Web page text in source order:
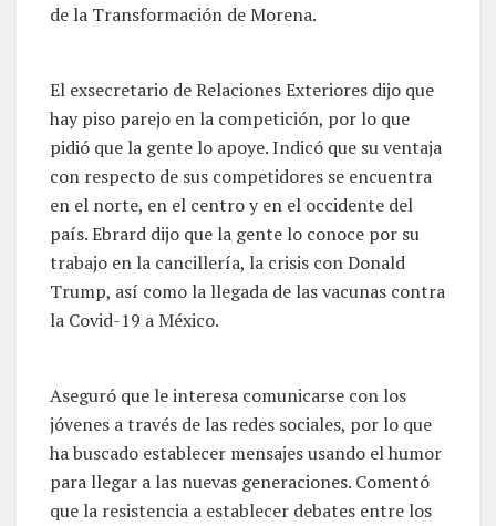
de la Transformación de Morena.
El exsecretario de Relaciones Exteriores dijo que
hay piso parejo en la competición, por lo que
pidió que la gente lo apoye. Indicó que su ventaja
con respecto de sus competidores se encuentra
en el norte, en el centro y en el occidente del
país. Ebrard dijo que la gente lo conoce por su
trabajo en la cancillería, la crisis con Donald
Trump, así como la llegada de las vacunas contra
la Covid-19 a México.
Aseguró que le interesa comunicarse con los
jóvenes a través de las redes sociales, por lo que
ha buscado establecer mensajes usando el humor
para llegar a las nuevas generaciones. Comentó
que la resistencia a establecer debates entre los